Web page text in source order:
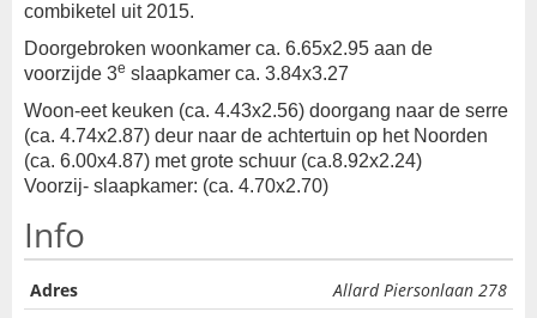
combiketel uit 2015.
Doorgebroken woonkamer ca. 6.65x2.95 aan de
voorzijde 3e slaapkamer ca. 3.84x3.27
Woon-eet keuken (ca. 4.43x2.56) doorgang naar de serre
(ca. 4.74x2.87) deur naar de achtertuin op het Noorden
(ca. 6.00x4.87) met grote schuur (ca.8.92x2.24)
Voorzij- slaapkamer: (ca. 4.70x2.70)
Info
Adres Allard Piersonlaan 278